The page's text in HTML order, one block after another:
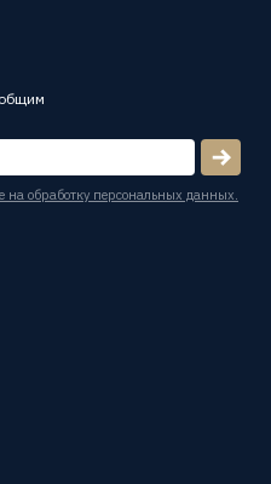
на обработку персональных данных.